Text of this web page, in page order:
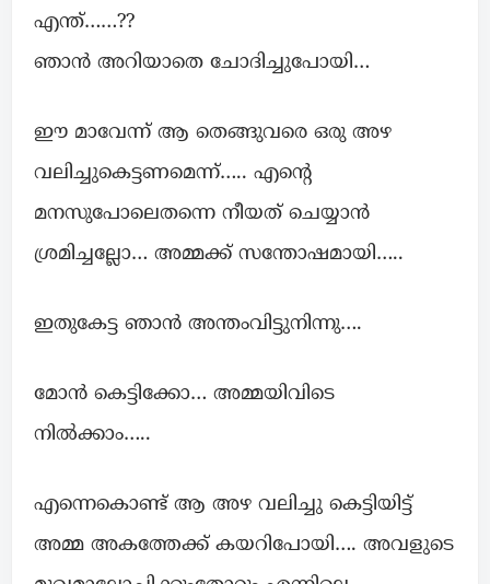
എന്ത്……??
ഞാൻ അറിയാതെ ചോദിച്ചുപോയി…
ഈ മാവേന്ന് ആ തെങ്ങുവരെ ഒരു അഴ
വലിച്ചുകെട്ടണമെന്ന്….. എന്റെ
മനസുപോലെതന്നെ നീയത് ചെയ്യാൻ
ശ്രമിച്ചല്ലോ… അമ്മക്ക് സന്തോഷമായി…..
ഇതുകേട്ട ഞാൻ അന്തംവിട്ടുനിന്നു….
മോൻ കെട്ടിക്കോ… അമ്മയിവിടെ
നിൽക്കാം…..
എന്നെകൊണ്ട് ആ അഴ വലിച്ചു കെട്ടിയിട്ട്
അമ്മ അകത്തേക്ക് കയറിപോയി…. അവളുടെ